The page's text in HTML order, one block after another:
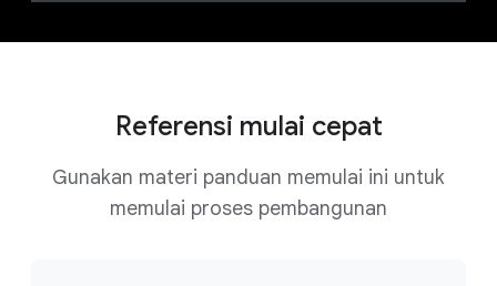
Referensi mulai cepat
Gunakan materi panduan memulai ini untuk
memulai proses pembangunan